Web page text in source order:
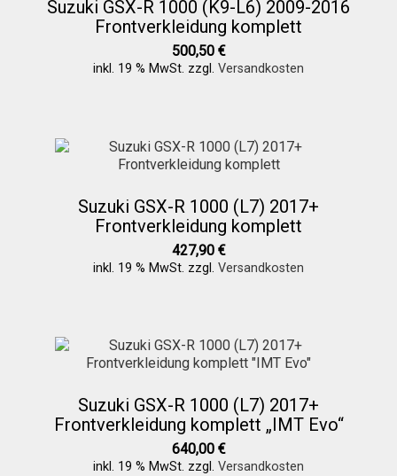
Suzuki GSX-R 1000 (K9-L6) 2009-2016
Frontverkleidung komplett
500,50 €
inkl. 19 % MwSt. zzgl. Versandkosten
Suzuki GSX-R 1000 (L7) 2017+
Frontverkleidung komplett
427,90 €
inkl. 19 % MwSt. zzgl. Versandkosten
Suzuki GSX-R 1000 (L7) 2017+
Frontverkleidung komplett „IMT Evo“
640,00 €
inkl. 19 % MwSt. zzgl. Versandkosten